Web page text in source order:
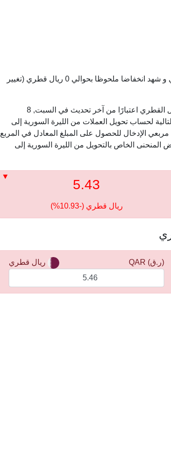
سعر الليرة السورية مقابل الريال القطري سجل 0 ريال قطري و شهد انخفاضا ملحوظا بحوالي 0 ريال قطري (تغيير
في ما يلي ، نعرض أسعار التحويل من الليرة السورية إلى الريال القطري اعتبارًا من آخر تحديث في السبت, 8
التالية لحساب تحويل العملات من الليرة السورية إلى
الإدخال للحصول على المبلغ المعادل في المربع
الخاص بالتحويل من الليرة السورية إلى
5.43
ريال قطري (-10.93%)
ريال قطري (ر.ق) QAR